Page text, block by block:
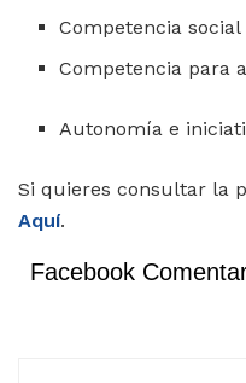
Competencia
Competencia para
Autonomía e
Si quieres consultar la
Aquí.
Facebook